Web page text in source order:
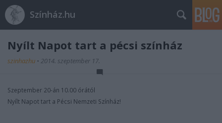
Színház.hu
Nyílt Napot tart a pécsi színház
szinhazhu • 2014. szeptember 17.
Szeptember 20-án 10.00 órától
Nyílt Napot tart a Pécsi Nemzeti Színház!